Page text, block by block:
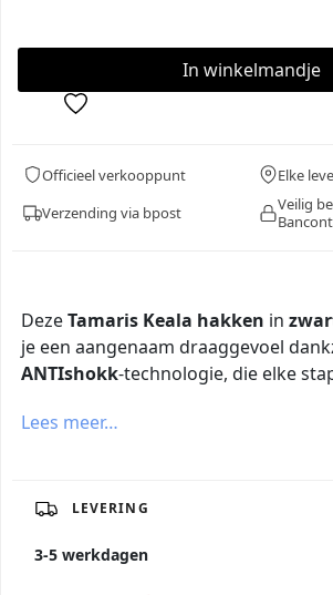
Officieel verkooppunt
Elke
Verzending via bpost
Veilig
DezeTamaris Keala hakken in
je een aangenaam draaggevoel
ANTIshokk-technologie, die elke
Lees meer…
LEVERING
3-5 werkdagen